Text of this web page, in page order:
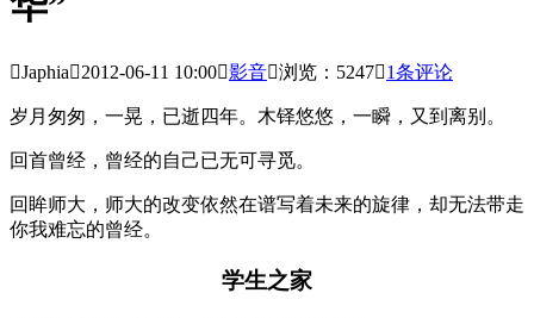
Japhia2012-06-11 10:00影音浏览：52471条评论
岁月匆匆，一晃，已逝四年。木铎悠悠，一瞬，又到离别。
回首曾经，曾经的自己已无可寻觅。
回眸师大，师大的改变依然在谱写着未来的旋律，却无法带走
你我难忘的曾经。
学生之家